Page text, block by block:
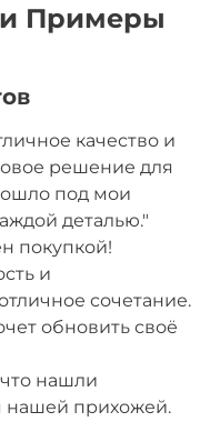
Примеры
качество и
решение для
под мои
деталью."
покупкой!
и
сочетание.
обновить своё
нашли
нашей прихожей.